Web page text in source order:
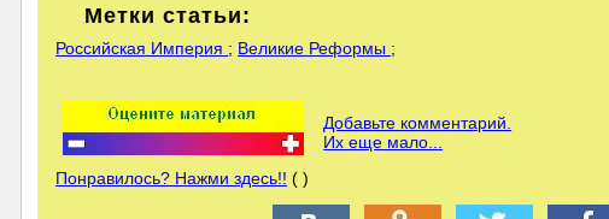
Метки статьи:
Российская Империя ; Великие Реформы ;
Добавьте комментарий.
Их еще мало...
Понравилось? Нажми здесь!! ( )